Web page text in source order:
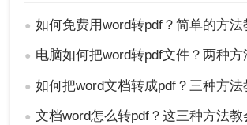
● 如何免费用word转pdf？简单的方法
● 电脑如何把word转pdf文件？两种方
● 如何把word文档转成pdf？三种方法
● 文档word怎么转pdf？这三种方法教